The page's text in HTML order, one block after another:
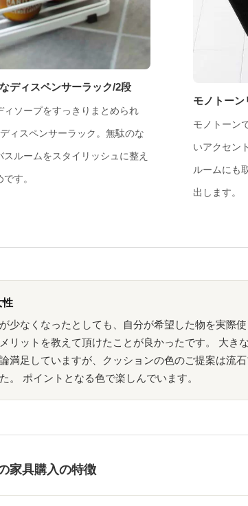
ディスペンサーラック/2段
ィソープをすっきりまとめられ
ィスペンサーラック。無駄のな
ルームをスタイリッシュに整え
す。
モノトーン
モノトーン
いアクセン
ルームにも
出します。
性
少なくなったとしても、自分が希望した物を実際使
リットを教えて頂けたことが良かったです。 大き
満足していますが、クッションの色のご提案は流石
。 ポイントとなる色で楽しんでいます。
家具購入の特徴